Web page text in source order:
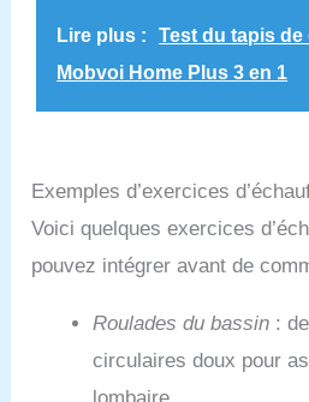
Lire plus :
Test du tapis
Mobvoi Home Plus 3 en 1
Exemples d’exercices
Voici quelques exercices
pouvez intégrer avant de
Roulades du bassin :
circulaires doux pour